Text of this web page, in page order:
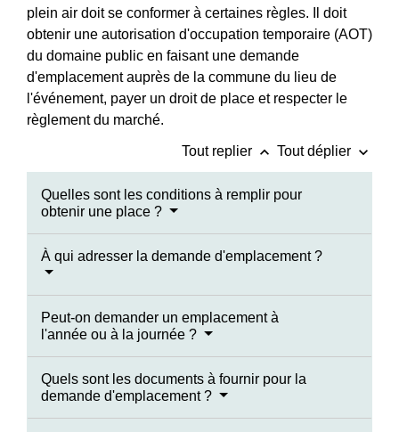
plein air doit se conformer à certaines règles. Il doit
obtenir une autorisation d'occupation temporaire (AOT)
du domaine public en faisant une demande
d'emplacement auprès de la commune du lieu de
l'événement, payer un droit de place et respecter le
règlement du marché.
Tout replier keyboard_arrow_up Tout déplier keyboard_arrow_down
Quelles sont les conditions à remplir pour
obtenir une place ?
À qui adresser la demande d'emplacement ?
Peut-on demander un emplacement à
l'année ou à la journée ?
Quels sont les documents à fournir pour la
demande d'emplacement ?